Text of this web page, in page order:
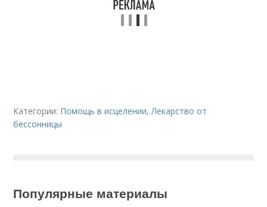
Категории: Помощь в исцелении,Лекарство от
бессонницы
Популярные материалы